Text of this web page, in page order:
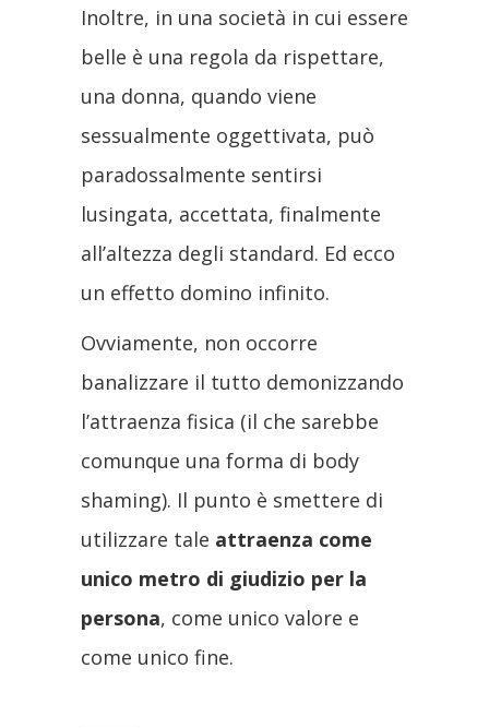
Inoltre, in una società in cui essere
belle è una regola da rispettare,
una donna, quando viene
sessualmente oggettivata, può
paradossalmente sentirsi
lusingata, accettata, finalmente
all’altezza degli standard. Ed ecco
un effetto domino infinito.
Ovviamente, non occorre
banalizzare il tutto demonizzando
l’attraenza fisica (il che sarebbe
comunque una forma di body
shaming). Il punto è smettere di
utilizzare tale attraenza come
unico metro di giudizio per la
persona, come unico valore e
come unico fine.